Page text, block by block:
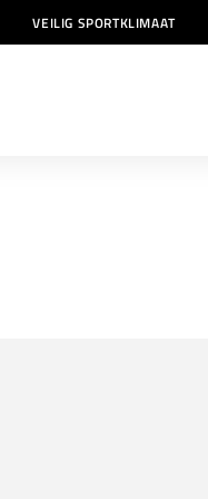
VEILIG SPORTKLIMAAT